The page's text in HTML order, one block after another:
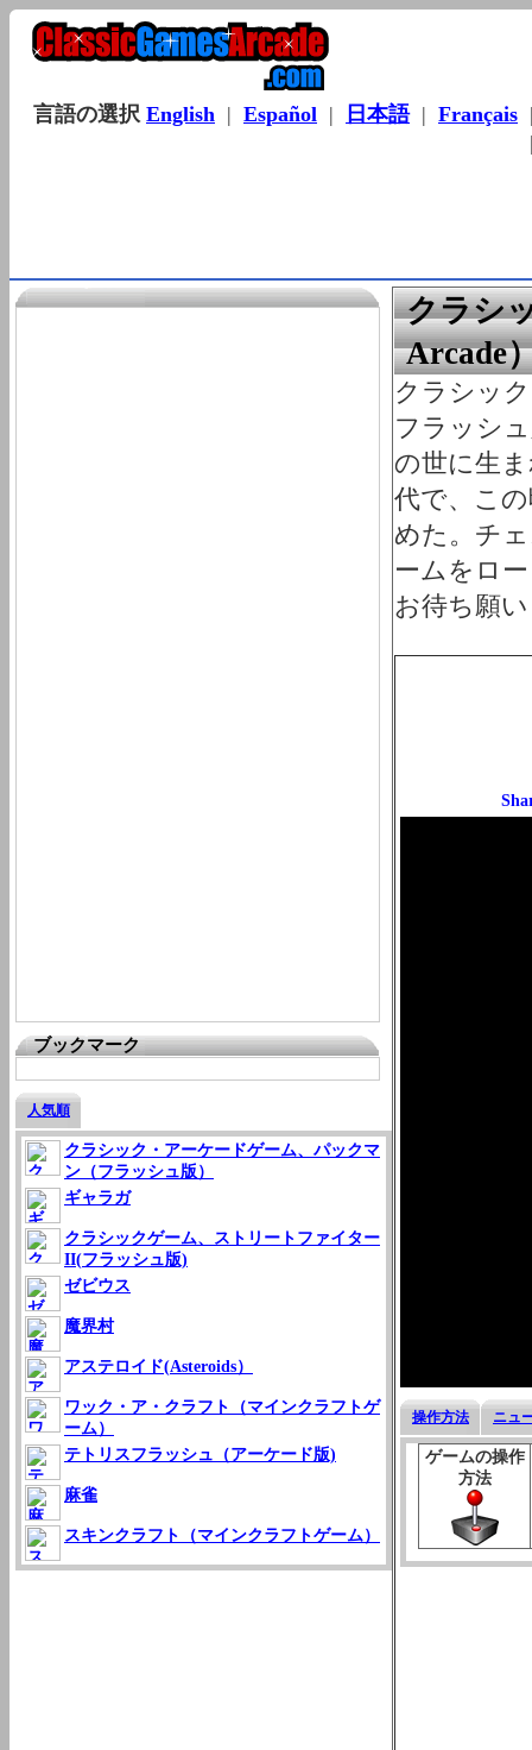
言語の選択 English | Español | 日本語| Français
ブックマーク
人気順
クラシック・アーケードゲーム、パックマ
ン（フラッシュ版）
ギャラガ
クラシックゲーム、ストリートファイター
II(フラッシュ版)
ゼビウス
魔界村
アステロイド(Asteroids）
ワック・ア・クラフト（マインクラフトゲ
ーム）
テトリスフラッシュ（アーケード版)
麻雀
スキンクラフト（マインクラフトゲーム）
クラシ
Arcade
クラシッ
フラッシ
の世に生
代で、こ
めた。チ
ームをロ
お待ち願
操作方法 ニュ
ゲームの操作
方法